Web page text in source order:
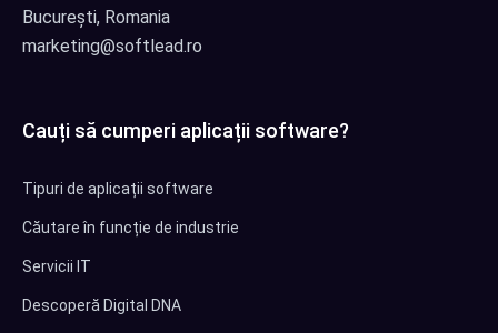
București, Romania
marketing@softlead.ro
Cauți să cumperi aplicații software?
Tipuri de aplicații software
Căutare în funcție de industrie
Servicii IT
Descoperă Digital DNA